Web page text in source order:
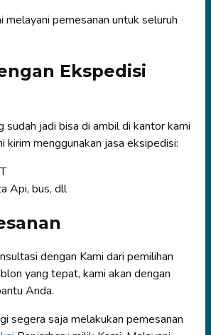
melayani pemesanan untuk seluruh
Ekspedisi
sudah jadi bisa di ambil di kantor kami
kirim menggunakan jasa eksipedisi:
Api, bus, dll
dengan Kami dari pemilihan
yang tepat, kami akan dengan
Anda.
segera saja melakukan pemesanan